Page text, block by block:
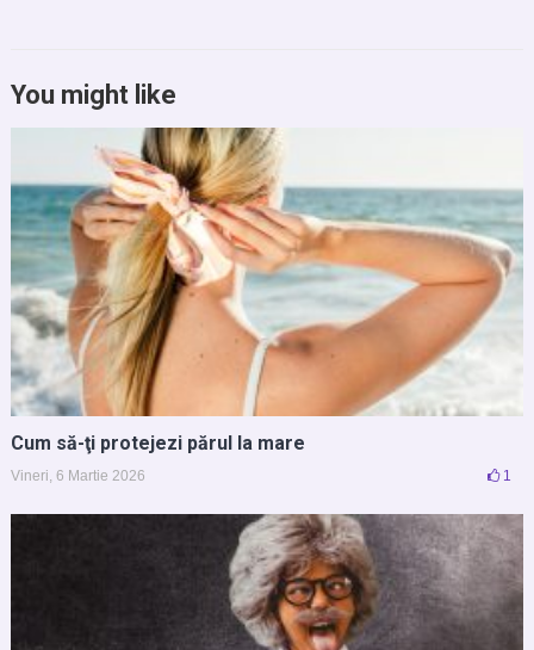
You might like
Cum să-ţi protejezi părul la mare
Vineri, 6 Martie 2026 1